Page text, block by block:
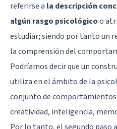
referirse a la descripción
algún rasgo psicológicoo
estudiar; siendo por tanto un
la comprensión del
Podríamos decir que un
utiliza en el ámbito de la
conjunto de comportamientos
creatividad, inteligencia,